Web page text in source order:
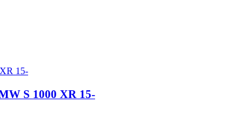
S 1000 XR 15-